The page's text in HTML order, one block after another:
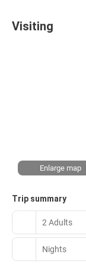
Visiting
Enlarge map
Trip summary
2 Adults
Nights